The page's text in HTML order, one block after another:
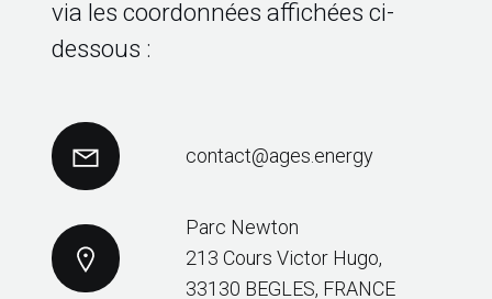
via les coordonnées affichées ci-
dessous :
contact@ages.energy
Parc Newton
213 Cours Victor Hugo,
33130 BEGLES, FRANCE